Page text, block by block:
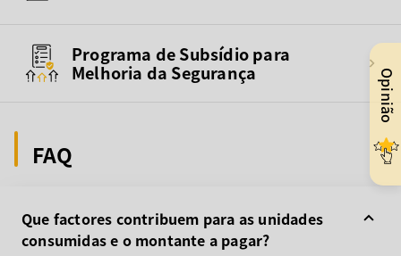
Opinião
Programa de Subsídio para
Melhoria da Segurança
FAQ
Que factores contribuem para as unidades
consumidas e o montante a pagar?